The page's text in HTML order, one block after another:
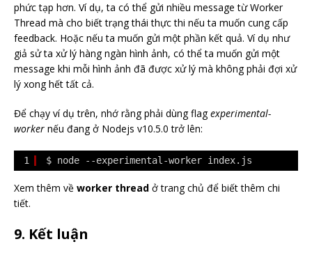
phức tạp hơn. Ví dụ, ta có thể gửi nhiều message từ Worker
Thread mà cho biết trạng thái thực thi nếu ta muốn cung cấp
feedback. Hoặc nếu ta muốn gửi một phần kết quả. Ví dụ như
giả sử ta xử lý hàng ngàn hình ảnh, có thể ta muốn gửi một
message khi mỗi hình ảnh đã được xử lý mà không phải đợi xử
lý xong hết tất cả.
Để chạy ví dụ trên, nhớ rằng phải dùng flagexperimental-
worker nếu đang ở Nodejs v10.5.0 trở lên:
1 $ node --experimental-worker index.js
Xem thêm về worker thread ở trang chủ để biết thêm chi
tiết.
9. Kết luận